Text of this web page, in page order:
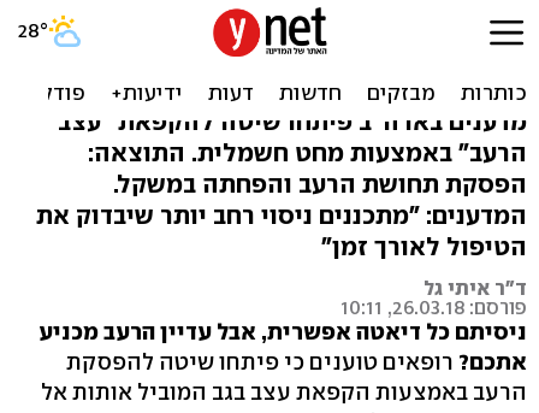
ניתוח הקפאה של עצב הרעב
– שגורם לירידה במשקל
מדענים בארה"ב פיתחו שיטה להקפאת "עצב
הרעב" באמצעות מחט חשמלית. התוצאה:
הפסקת תחושת הרעב והפחתה במשקל.
המדענים: "מתכננים ניסוי רחב יותר שיבדוק את
הטיפול לאורך זמן"
ד"ר איתי גל
פורסם: 26.03.18, 10:11
ניסיתם כל דיאטה אפשרית, אבל עדיין הרעב מכניע
אתכם? רופאים טוענים כי פיתחו שיטה להפסקת
הרעב באמצעות הקפאת עצב בגב המוביל אותות אל